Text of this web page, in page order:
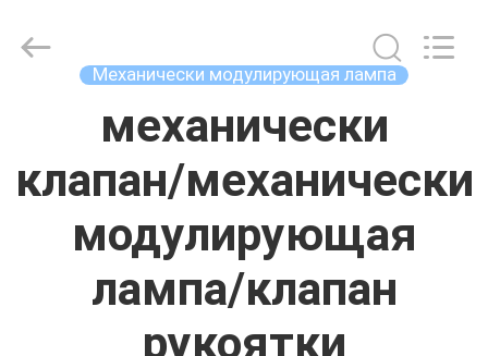
ПРОДУКТЫ
Rights
Механически модулирующая лампа
механически
клапан/механически
модулирующая
лампа/клапан
рукоятки